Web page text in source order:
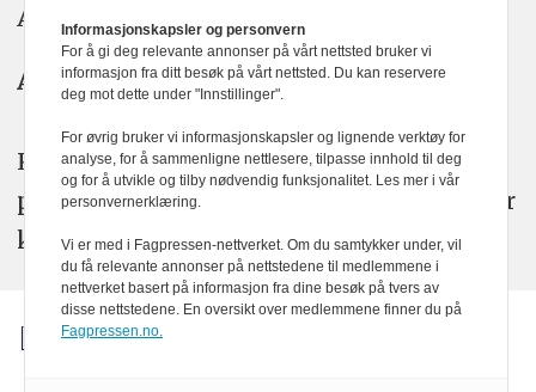
Annonse: annonse@watchmedia.no
Abonnement:kom24@watchmedia.no
KOM24 arbeider etter Vær Varsom-
plakatens regler for god presseskikk. Her
kan du lese mer omPFUsarbeid.
Informasjonskapsler og personvern
For å gi deg relevante annonser på vårt nettsted bruker vi
informasjon fra ditt besøk på vårt nettsted. Du kan reservere
deg mot dette under "Innstillinger".
For øvrig bruker vi informasjonskapsler og lignende verktøy for
analyse, for å sammenligne nettlesere, tilpasse innhold til deg
og for å utvikle og tilby nødvendig funksjonalitet. Les mer i vår
personvernerklæring.
Vi er med i Fagpressen-nettverket. Om du samtykker under, vil
du få relevante annonser på nettstedene til medlemmene i
nettverket basert på informasjon fra dine besøk på tvers av
disse nettstedene. En oversikt over medlemmene finner du på
Fagpressen.no.